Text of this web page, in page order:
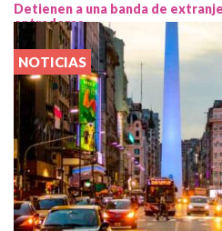
Detienen a una banda de
entraderas
NOTICIAS